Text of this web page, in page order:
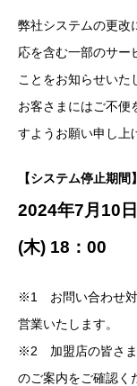
弊社システムの更改
応を含む一部のサー
ことをお知らせいた
お客さまにはご不便
すようお願い申し上
【システム停止期間】
2024年7月10
(木) 18：00
※1 お問い合わせ対
営業いたします。
※2 加盟店の皆さま
のご案内をご確認く